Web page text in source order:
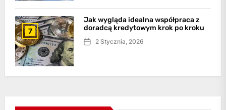
7
Jak wygląda idealna współpraca z
doradcą kredytowym krok po kroku
2 Stycznia, 2026